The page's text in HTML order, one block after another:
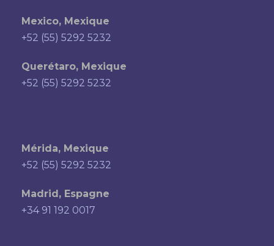
Mexico, Mexique
+52 (55) 5292 5232
Querétaro, Mexique
+52 (55) 5292 5232
Mérida, Mexique
+52 (55) 5292 5232
Madrid, Espagne
+34 91 192 0017